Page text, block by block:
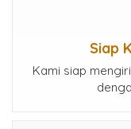
Siap
Kami siap